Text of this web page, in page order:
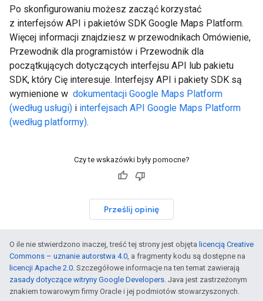
Po skonfigurowaniu możesz zacząć korzystać
z interfejsów API i pakietów SDK Google Maps Platform.
Więcej informacji znajdziesz w przewodnikach Omówienie,
Przewodnik dla programistów i Przewodnik dla
początkujących dotyczących interfejsu API lub pakietu
SDK, który Cię interesuje. Interfejsy API i pakiety SDK są
wymienione w dokumentacji Google Maps Platform
(według usługi) i interfejsach API Google Maps Platform
(według platformy).
Czy te wskazówki były pomocne?
Prześlij opinię
O ile nie stwierdzono inaczej, treść tej strony jest objęta licencją Creative
Commons – uznanie autorstwa 4.0, a fragmenty kodu są dostępne na
licencji Apache 2.0. Szczegółowe informacje na ten temat zawierają
zasady dotyczące witryny Google Developers. Java jest zastrzeżonym
znakiem towarowym firmy Oracle i jej podmiotów stowarzyszonych.